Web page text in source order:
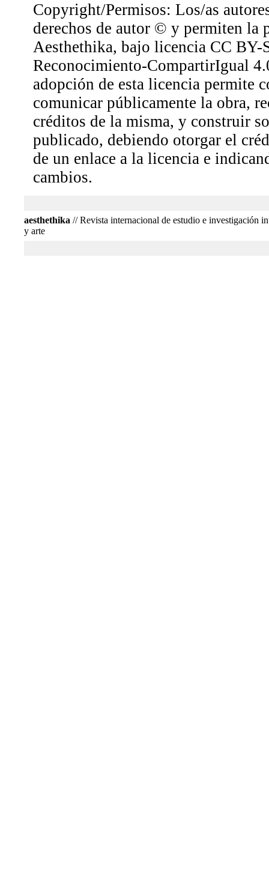
Copyright/Permisos: Los/as
derechos de autor © y permiten la
Aesthethika, bajo licencia CC BY-
Reconocimiento-CompartirIgual
adopción de esta licencia permite
comunicar públicamente la obra,
créditos de la misma, y construir
publicado, debiendo otorgar el
de un enlace a la licencia e
cambios.
aesthethika // Revista internacional de estudio e investigación
y arte